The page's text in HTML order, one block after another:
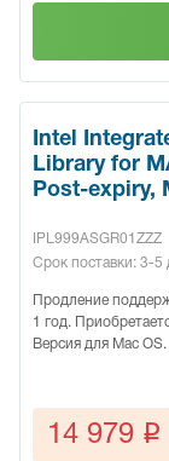
Intel
Library for
Post-expiry,
IPL999ASGR01ZZZ
Срок поставки: 3-5
Продление
1 год.
Версия для Mac OS.
14 979 q